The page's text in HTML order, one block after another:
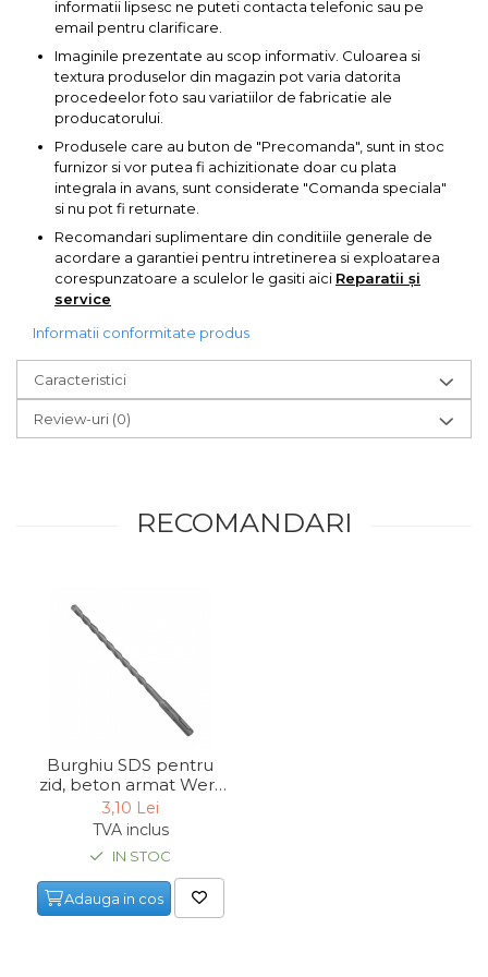
Pompa transfer lichide
Pompa Aer
Cric Manual
Ulei Hidraulic
Troliu
Palan
Dinamometric
Carucior Scule
Auto
Stetoscop Auto
Tester Compresie Auto
Truse reparatii anvelope
esapament
Scule Tamplarie
Gaurit si Slefuit
Truse Scule
Baroase
informatii lipsesc ne puteti contacta telefonic sau pe
email pentru clarificare.
Imaginile prezentate au scop informativ. Culoarea si
textura produselor din magazin pot varia datorita
procedeelor foto sau variatiilor de fabricatie ale
producatorului.
Produsele care au buton de "Precomanda", sunt in stoc
furnizor si vor putea fi achizitionate doar cu plata
integrala in avans, sunt considerate "Comanda speciala"
si nu pot fi returnate.
Recomandari suplimentare din conditiile generale de
acordare a garantiei pentru intretinerea si exploatarea
corespunzatoare a sculelor le gasiti aici Reparatii și
service
Informatii conformitate produs
Caracteristici
Review-uri (0)
RECOMANDARI
Burghiu SDS pentru
zid, beton armat Wert
3200, Ø6x110 mm
3,10 Lei
TVA inclus
IN STOC
Adauga in cos